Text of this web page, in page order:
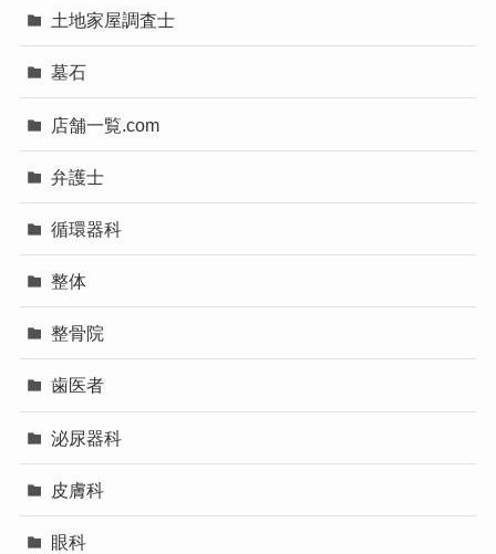
土地家屋調査士
墓石
店舗一覧.com
弁護士
循環器科
整体
整骨院
歯医者
泌尿器科
皮膚科
眼科